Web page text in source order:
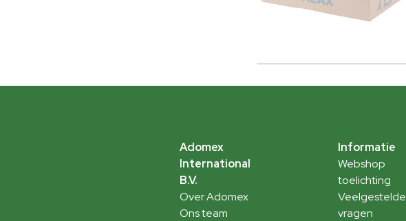
Adomex
International
B.V.
Over Adomex
Ons team
Informatie
Webshop
toelichting
Veelgestelde
vragen